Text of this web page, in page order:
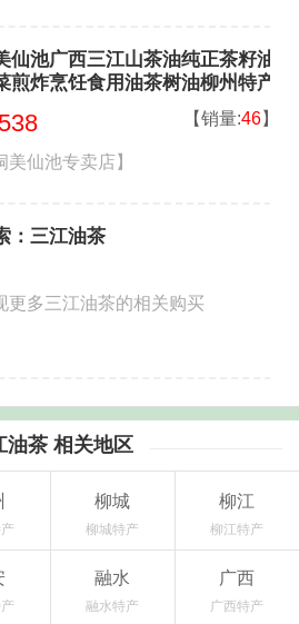
仙池广西三江山茶油纯正茶籽油
煎炸烹饪食用油茶树油柳州特产
【销量:46】
美仙池专卖店】
：三江油茶
更多三江油茶的相关购买
油茶 相关地区
柳城
柳城特产
柳江
柳江特产
融水
融水特产
广西
广西特产